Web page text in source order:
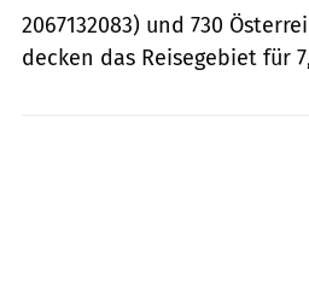
2067132083) und 730
decken das Reisegebiet für